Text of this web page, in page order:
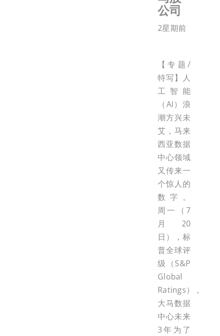
公司
2星期前
【专题/
特写】人
工智能
（AI）浪
潮方兴未
艾，马来
西亚数据
中心领域
又传来一
个惊人的
数字。
周一（7
月20
日），标
普全球评
级（S&P
Global
Ratings），
大马数据
中心未来
3年为了